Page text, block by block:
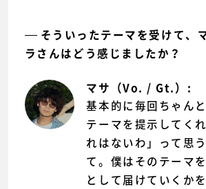
そういったテーマを受けて、
ラさんはどう感じましたか？
マサ（Vo. / Gt.）:
基本的に毎回ちゃん
テーマを提示してく
れはないわ」って思
て。僕はそのテーマ
として届けていくか